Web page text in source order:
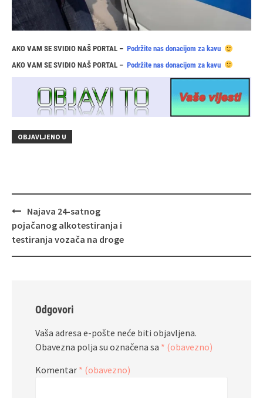
AKO VAM SE SVIDIO NAŠ PORTAL – Podržite nas donacijom za kavu
AKO VAM SE SVIDIO NAŠ PORTAL – Podržite nas donacijom za kavu
OBJAVLJENO U
Navigacija
objava
Najava 24-satnog
pojačanog alkotestiranja i
testiranja vozača na droge
Odgovori
Vaša adresa e-pošte neće biti objavljena.
Obavezna polja su označena sa * (obavezno)
Komentar * (obavezno)